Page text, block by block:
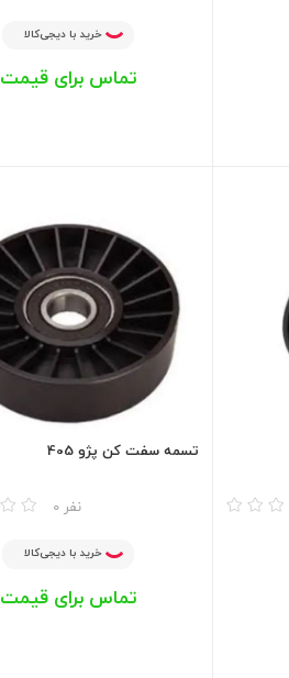
خرید با دیجی‌کالا
تماس برای قیمت
تسمه سفت کن پژو 405
0 نفر
خرید با دیجی‌کالا
تماس برای قیمت